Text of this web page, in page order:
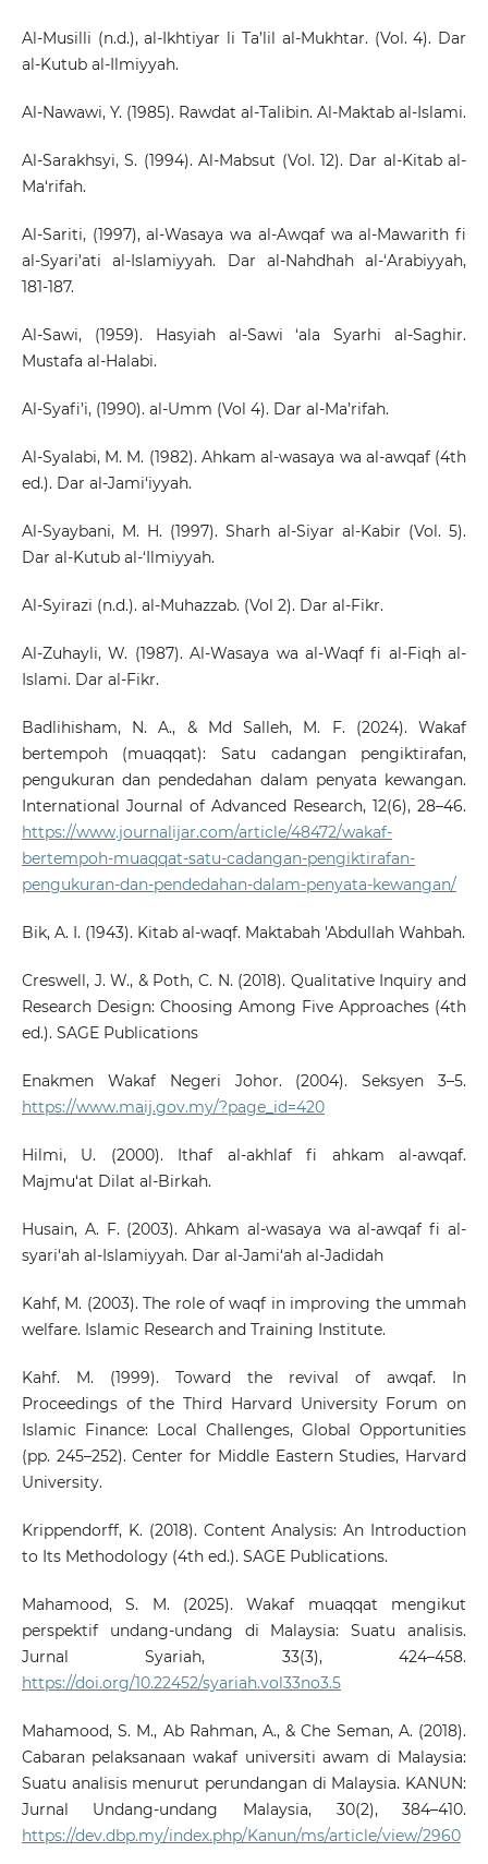
Al-Musilli (n.d.), al-Ikhtiyar li Ta’lil al-Mukhtar. (Vol. 4). Dar
al-Kutub al-Ilmiyyah.
Al-Nawawi, Y. (1985). Rawdat al-Talibin. Al-Maktab al-Islami.
Al-Sarakhsyi, S. (1994). Al-Mabsut (Vol. 12). Dar al-Kitab al-
Ma‘rifah.
Al-Sariti, (1997), al-Wasaya wa al-Awqaf wa al-Mawarith fi
al-Syari’ati al-Islamiyyah. Dar al-Nahdhah al-‘Arabiyyah,
181-187.
Al-Sawi, (1959). Hasyiah al-Sawi ‘ala Syarhi al-Saghir.
Mustafa al-Halabi.
Al-Syafi’i, (1990). al-Umm (Vol 4). Dar al-Ma’rifah.
Al-Syalabi, M. M. (1982). Ahkam al-wasaya wa al-awqaf (4th
ed.). Dar al-Jami‘iyyah.
Al-Syaybani, M. H. (1997). Sharh al-Siyar al-Kabir (Vol. 5).
Dar al-Kutub al-‘Ilmiyyah.
Al-Syirazi (n.d.). al-Muhazzab. (Vol 2). Dar al-Fikr.
Al-Zuhayli, W. (1987). Al-Wasaya wa al-Waqf fi al-Fiqh al-
Islami. Dar al-Fikr.
Badlihisham, N. A., & Md Salleh, M. F. (2024). Wakaf
bertempoh (muaqqat): Satu cadangan pengiktirafan,
pengukuran dan pendedahan dalam penyata kewangan.
International Journal of Advanced Research, 12(6), 28–46.
https://www.journalijar.com/article/48472/wakaf-
bertempoh-muaqqat-satu-cadangan-pengiktirafan-
pengukuran-dan-pendedahan-dalam-penyata-kewangan/
Bik, A. I. (1943). Kitab al-waqf. Maktabah 'Abdullah Wahbah.
Creswell, J. W., & Poth, C. N. (2018). Qualitative Inquiry and
Research Design: Choosing Among Five Approaches (4th
ed.). SAGE Publications
Enakmen Wakaf Negeri Johor. (2004). Seksyen 3–5.
https://www.maij.gov.my/?page_id=420
Hilmi, U. (2000). Ithaf al-akhlaf fi ahkam al-awqaf.
Majmu‘at Dilat al-Birkah.
Husain, A. F. (2003). Ahkam al-wasaya wa al-awqaf fi al-
syari‘ah al-Islamiyyah. Dar al-Jami‘ah al-Jadidah
Kahf, M. (2003). The role of waqf in improving the ummah
welfare. Islamic Research and Training Institute.
Kahf. M. (1999). Toward the revival of awqaf. In
Proceedings of the Third Harvard University Forum on
Islamic Finance: Local Challenges, Global Opportunities
(pp. 245–252). Center for Middle Eastern Studies, Harvard
University.
Krippendorff, K. (2018). Content Analysis: An Introduction
to Its Methodology (4th ed.). SAGE Publications.
Mahamood, S. M. (2025). Wakaf muaqqat mengikut
perspektif undang-undang di Malaysia: Suatu analisis.
Jurnal Syariah, 33(3), 424–458.
https://doi.org/10.22452/syariah.vol33no3.5
Mahamood, S. M., Ab Rahman, A., & Che Seman, A. (2018).
Cabaran pelaksanaan wakaf universiti awam di Malaysia:
Suatu analisis menurut perundangan di Malaysia. KANUN:
Jurnal Undang-undang Malaysia, 30(2), 384–410.
https://dev.dbp.my/index.php/Kanun/ms/article/view/2960